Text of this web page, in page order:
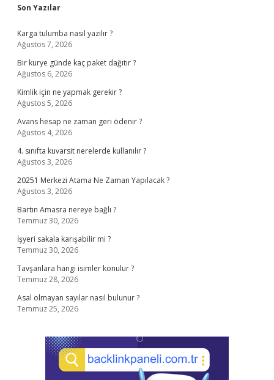
Sidebar
Son Yazılar
Karga tulumba nasıl yazılır ?
Ağustos 7, 2026
Bir kurye günde kaç paket dağıtır ?
Ağustos 6, 2026
Kimlik için ne yapmak gerekir ?
Ağustos 5, 2026
Avans hesap ne zaman geri ödenir ?
Ağustos 4, 2026
4. sınıfta kuvarsit nerelerde kullanılır ?
Ağustos 3, 2026
20251 Merkezi Atama Ne Zaman Yapılacak ?
Ağustos 3, 2026
Bartın Amasra nereye bağlı ?
Temmuz 30, 2026
İşyeri sakala karışabilir mi ?
Temmuz 30, 2026
Tavşanlara hangi isimler konulur ?
Temmuz 28, 2026
Asal olmayan sayılar nasıl bulunur ?
Temmuz 25, 2026